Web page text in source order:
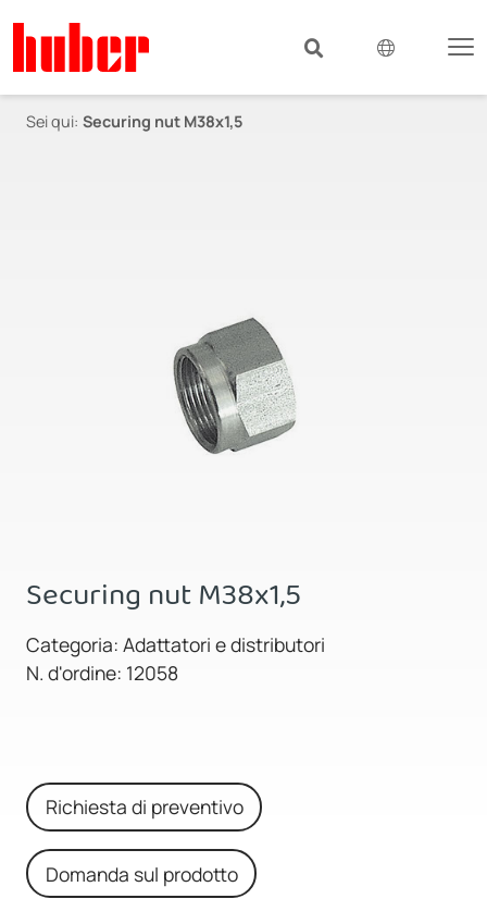
Sei qui: Securing nut M38x1,5
Securing nut M38x1,5
Categoria: Adattatori e distributori
N. d'ordine: 12058
Richiesta di preventivo
Domanda sul prodotto